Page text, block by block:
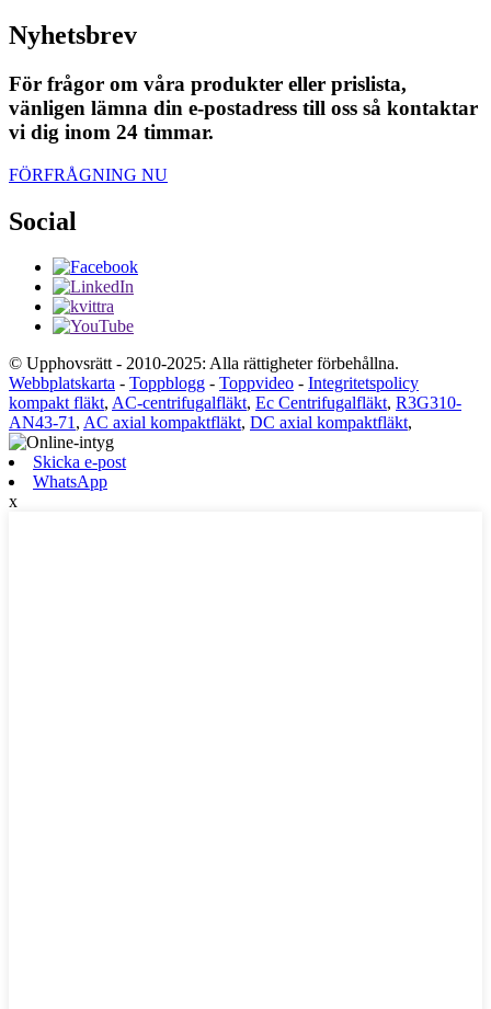
Nyhetsbrev
För frågor om våra produkter eller prislista,
vänligen lämna din e-postadress till oss så kontaktar
vi dig inom 24 timmar.
FÖRFRÅGNING NU
Social
© Upphovsrätt - 2010-2025: Alla rättigheter förbehållna.
Webbplatskarta - Toppblogg - Toppvideo - Integritetspolicy
kompakt fläkt, AC-centrifugalfläkt, Ec Centrifugalfläkt, R3G310-
AN43-71, AC axial kompaktfläkt, DC axial kompaktfläkt,
Skicka e-post
WhatsApp
x